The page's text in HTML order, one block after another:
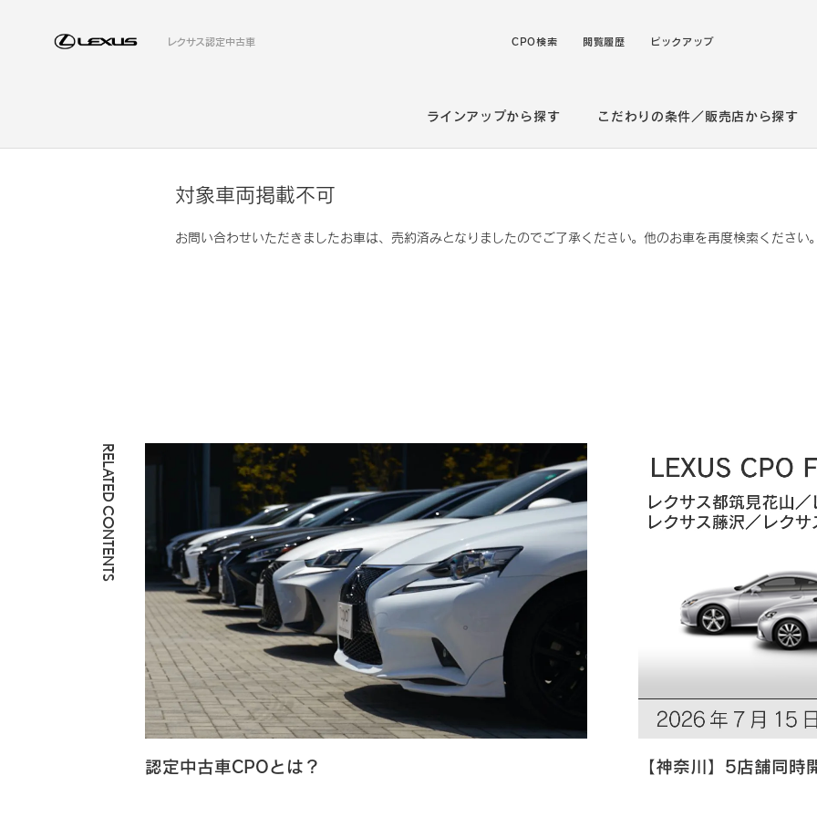
レクサス認定中古車 CPO検索 閲覧履歴 ピックアップ
ラインアップから探す こだわりの条件／販売店から探す
対象車両掲載不可
お問い合わせいただきましたお車は、売約済みとなりましたのでご了承ください。他のお車を再度検索ください
RELATED CONTENTS
認定中古車CPOとは？ 【神奈川】5店舗同時